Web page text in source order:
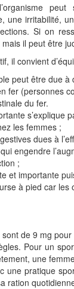
une irritabilité,
Si on
il peut être
il convient
peut être due à
fer (personnes
du fer.
s’explique
les femmes ;
dues à
engendre
;
et importante
à pied car
de 9 mg
Pour un
une
une pratique
ration